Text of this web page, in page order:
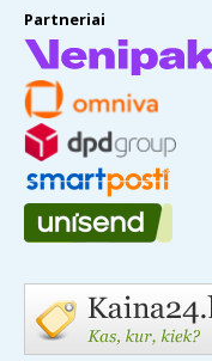
Partneriai